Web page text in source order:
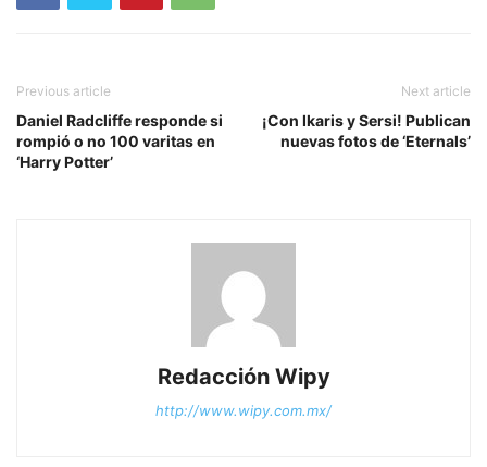
Previous article
Daniel Radcliffe responde si
rompió o no 100 varitas en
‘Harry Potter’
Next article
¡Con Ikaris y Sersi! Publican
nuevas fotos de ‘Eternals’
Redacción Wipy
http://www.wipy.com.mx/